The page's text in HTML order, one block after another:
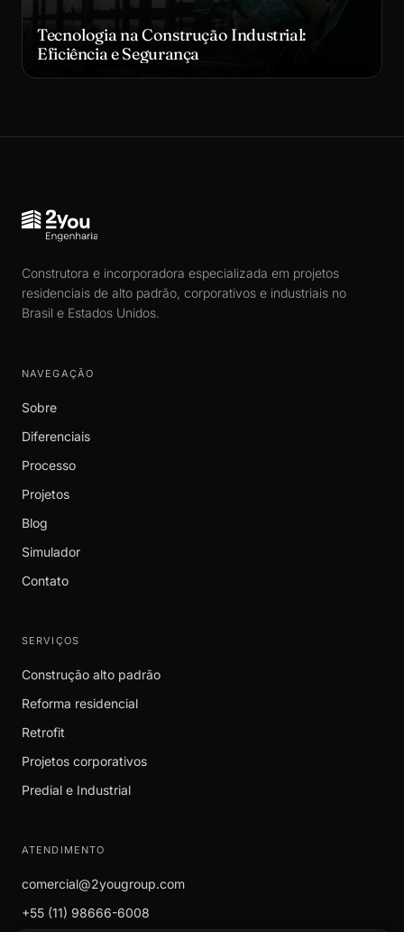
Tecnologia na Construção Industrial:
Eficiência e Segurança
Construtora e incorporadora especializada em projetos
residenciais de alto padrão, corporativos e industriais no
Brasil e Estados Unidos.
NAVEGAÇÃO
Sobre
Diferenciais
Processo
Projetos
Blog
Simulador
Contato
SERVIÇOS
Construção alto padrão
Reforma residencial
Retrofit
Projetos corporativos
Predial e Industrial
ATENDIMENTO
comercial@2yougroup.com
+55 (11) 98666-6008